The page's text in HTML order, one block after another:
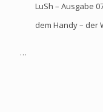
LuSh – Ausgabe
dem Handy – der
…